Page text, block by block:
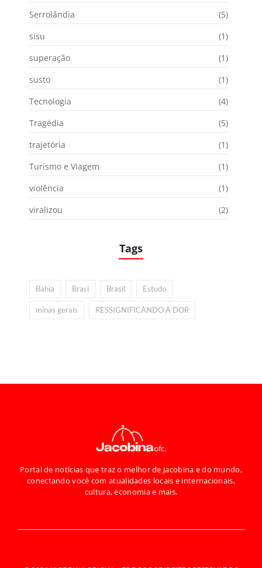
Serrolândia
(5)
sisu
(1)
superação
(1)
susto
(1)
Tecnologia
(4)
Tragédia
(5)
trajetória
(1)
Turismo e Viagem
(1)
violência
(1)
viralizou
(2)
Tags
Bahia Brasi Brasil Estudo
minas gerais RESSIGNIFICANDO A DOR
Portal de notícias que traz o melhor de Jacobina e do mundo,
conectando você com atualidades locais e internacionais,
cultura, economia e mais.